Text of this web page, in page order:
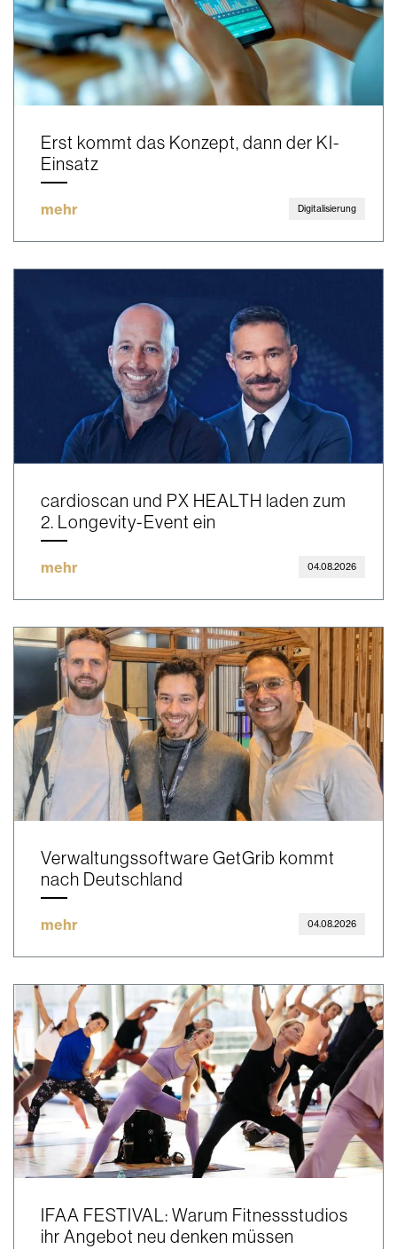
Erst kommt das Konzept, dann der KI-
Einsatz
mehr Digitalisierung
cardioscan und PX HEALTH laden zum
2. Longevity-Event ein
mehr 04.08.2026
Verwaltungssoftware GetGrib kommt
nach Deutschland
mehr 04.08.2026
IFAA FESTIVAL: Warum Fitnessstudios
ihr Angebot neu denken müssen